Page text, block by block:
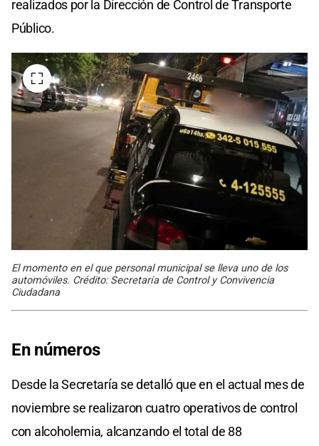
realizados por la Dirección de Control de Transporte
Público.
El momento en el que personal municipal se lleva uno de los
automóviles. Crédito: Secretaría de Control y Convivencia
Ciudadana
En números
Desde la Secretaría se detalló que en el actual mes de
noviembre se realizaron cuatro operativos de control
con alcoholemia, alcanzando el total de 88